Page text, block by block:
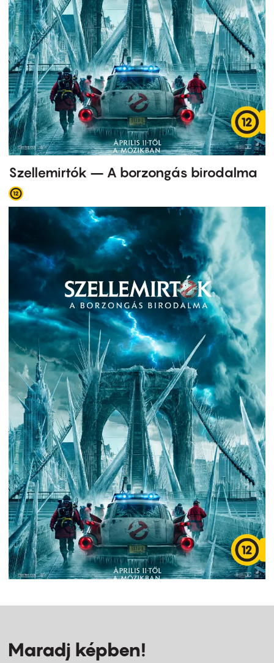
Szellemirtók – A borzongás birodalma
Maradj képben!